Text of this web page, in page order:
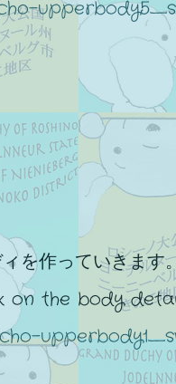
を作っていきます
on the body